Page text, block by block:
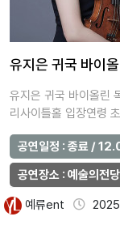
유지은 귀국 바이
유지은 귀국 바이올
리사이틀홀 입장연령
공연일정 : 종료 /
공연장소 : 예술의전
예류ent